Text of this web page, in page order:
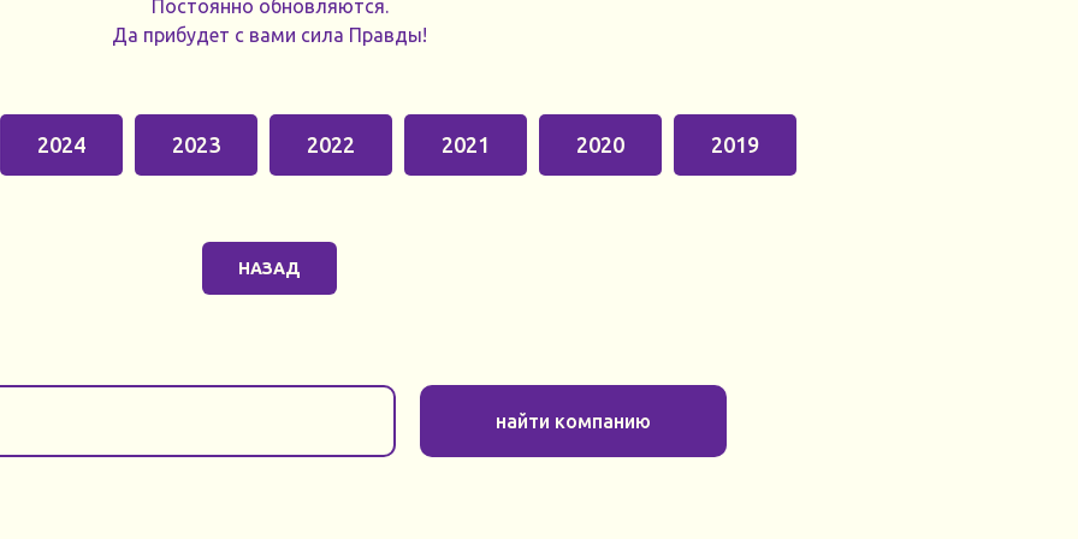
Постоянно обновляются.
Да прибудет с вами сила Правды!
2024 2023 2022 2021 2020 2019
НАЗАД
найти компанию